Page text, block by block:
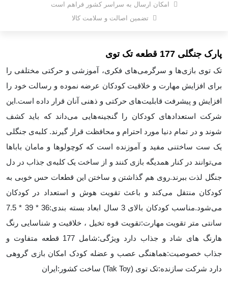
امکان ارسال به سراسر کشور فراهم است
تضمین اصالت و سلامت کالا
پارک جنگلی 177 قطعه تک توی
تک توی بازی‌ها و سرگرمی‌های فکری، آموزشی و حرکتی مختلفی را
برای افزایش مهارتو خلاقیت کودکان عرضه نموده و رسالت خود را
افزایش و پیشرفت قابلیت‌های حرکتی و ذهنی آنان قرار داده است.این
شرکت استعدادهای کودکان را گنجینه‌هایی می‌داند که باید کشف
شوند و در تمام دنیا مورد احترام و محافظت قرار گیرند. کلبه‌ی جنگلی
یک ست ساختنی مفید و آموزنده است که کوچولوها و مامان باباها
می‌توانند در کنار همدیگه بازی کنند و از ساخت یک کلبه‌ی جذاب در دل
جنگل لذت ببرند.روی هم گذاشتن و ساختن این قطعات حس خوبی به
کودکان منتقل می‌کند و باعث تقویت هوش و استعداد در کودکان
می‌شود.مناسب کودکان بالای 3 سال ابعاد بسته بندی:36 * 39 * 7.5
سانتی متر تقویت مهارت:تقویت قوه تخیل ، خلاقیت و شناسایی رنگ
هارنگ های شاد و جذاب دارد ویژگی:شامل 177 قطعه متفاوت و
جذاب خصوصیت:هماهنگی عصب و عضله کودک امکان بازی گروهی
دارد شرکت سازنده:تک توی (Tak Toy) ساخت کشور:ایران